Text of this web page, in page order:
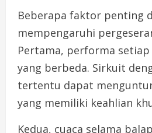
Beberapa faktor penting
mempengaruhi
Pertama, performa
yang berbeda. Sirkuit
tertentu dapat
yang memiliki keahlian
Kedua, cuaca selama